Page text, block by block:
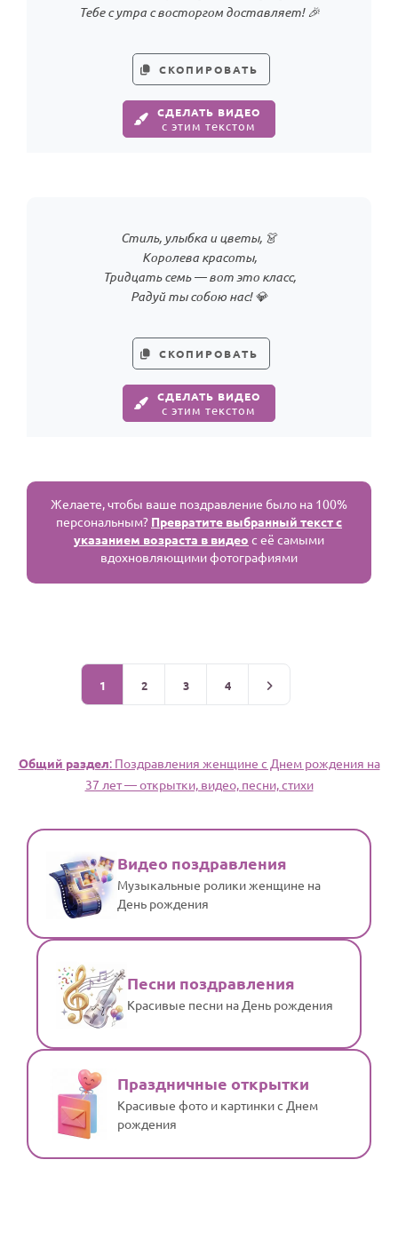
Тебе с утра с восторгом доставляет! 🎉
СКОПИРОВАТЬ
СДЕЛАТЬ ВИДЕО
с этим текстом
Стиль, улыбка и цветы, 👗
Королева красоты,
Тридцать семь — вот это класс,
Радуй ты собою нас! 💎
СКОПИРОВАТЬ
СДЕЛАТЬ ВИДЕО
с этим текстом
Желаете, чтобы ваше поздравление было на 100%
персональным? Превратите выбранный текст с
указанием возраста в видео с её самыми
вдохновляющими фотографиями
1 2 3 4
Общий раздел: Поздравления женщине c Днем рождения на
37 лет — открытки, видео, песни, стихи
Видео поздравления
Музыкальные ролики женщине на
День рождения
Песни поздравления
Красивые песни на День рождения
Праздничные открытки
Красивые фото и картинки с Днем
рождения